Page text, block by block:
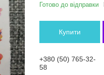
Готово до відправки
Купити
+380 (50) 765-32-
58